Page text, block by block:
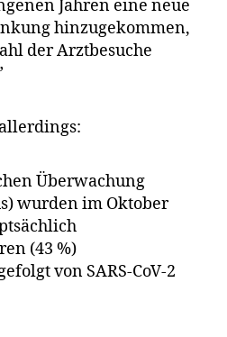
Jahren eine neue
hinzugekommen,
der Arztbesuche
Überwachung
wurden im Oktober
(43 %)
von SARS-CoV-2